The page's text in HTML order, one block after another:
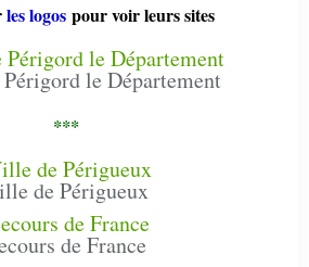
les logos pour voir leurs sites
le Département
***
de Périgueux
de France